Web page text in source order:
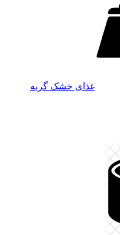
غذای خشک گربه